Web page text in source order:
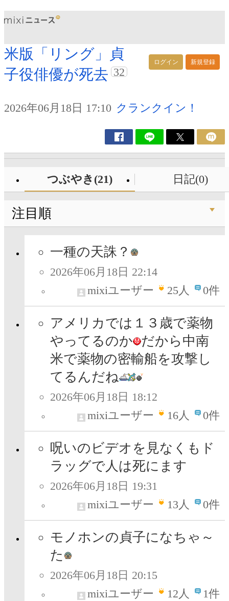
ログイン 新規登録
米版「リング」貞
子役俳優が死去 32
2026年06月18日 17:10 クランクイン！
つぶやき(21) 日記(0)
注目順
一種の天誅？
2026年06月18日 22:14
mixiユーザー
25人 0件
アメリカでは１３歳で薬物
やってるのか
だから中南
米で薬物の密輸船を攻撃し
てるんだね
2026年06月18日 18:12
mixiユーザー
16人 0件
呪いのビデオを見なくもド
ラッグで人は死にます
2026年06月18日 19:31
mixiユーザー
13人 0件
モノホンの貞子になちゃ～
た
2026年06月18日 20:15
mixiユーザー
12人 1件